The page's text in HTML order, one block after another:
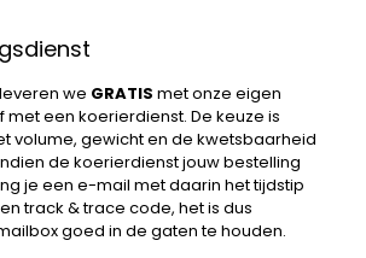
we GRATIS met onze eigen
met een koerierdienst. De keuze is
volume, gewicht en de kwetsbaarheid
de koerierdienst jouw bestelling
je een e-mail met daarin het tijdstip
track & trace code, het is dus
goed in de gaten te houden.